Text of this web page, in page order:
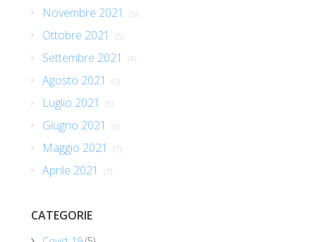
Novembre 2021 (5)
Ottobre 2021 (5)
Settembre 2021 (4)
Agosto 2021 (5)
Luglio 2021 (5)
Giugno 2021 (5)
Maggio 2021 (7)
Aprile 2021 (7)
CATEGORIE